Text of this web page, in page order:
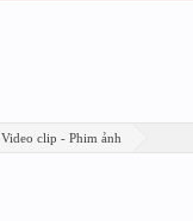
Video clip - Phim ảnh